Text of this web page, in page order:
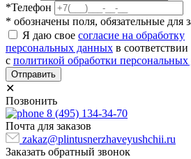
*Телефон
* обозначены поля, обязательные для
Я даю свое согласие на обработку
персональных данных в соответствии
с политикой обработки
Отправить
✕
Позвонить
8 (495) 134-34-70
Почта для заказов
zakaz@plintusnerzhaveyushchii.ru
Заказать обратный звонок